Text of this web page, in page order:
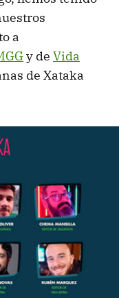
a
y de Vida
de Xataka